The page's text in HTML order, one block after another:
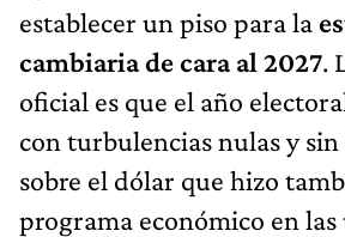
establecer un piso para la
cambiariade cara al 2027.
oficial es que el año
con turbulencias nulas y sin
sobre el dólar que hizo
programa económico en